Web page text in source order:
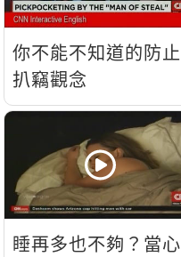
你不能不知道的防止
扒竊觀念
睡再多也不夠？當心